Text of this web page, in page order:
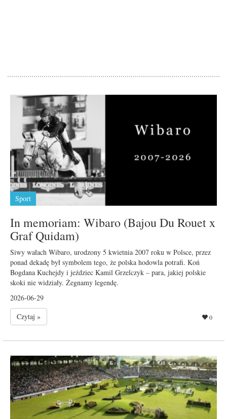
Sport
In memoriam: Wibaro (Bajou Du Rouet x
Graf Quidam)
Siwy wałach Wibaro, urodzony 5 kwietnia 2007 roku w Polsce, przez
ponad dekadę był symbolem tego, że polska hodowla potrafi. Koń
Bogdana Kuchejdy i jeździec Kamil Grzelczyk – para, jakiej polskie
skoki nie widziały. Żegnamy legendę.
2026-06-29
Czytaj »
0